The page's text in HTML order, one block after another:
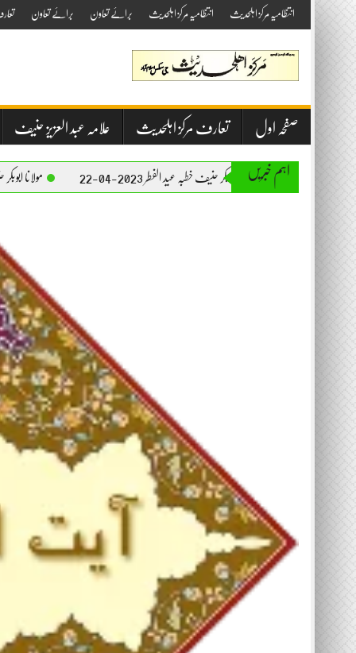
Skip
to
content
انتظامیہ مرکز اہلحدیث انتظامیہ مرکز اہلحدیث برائے تعاون برائے تعاون
صفحہ اول تعارف مرکز اہلحدیث علامہ عبد العزیز حنیف
اہم خبریں
مولانا ابوبکر حنیف خطبہ عید الفطر 2023-04-22 مولانا ابوبکر حنیف خطبہ جمعۃ